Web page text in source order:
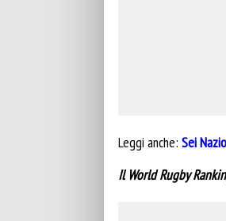
Leggi anche: Sei
Il World Rugby